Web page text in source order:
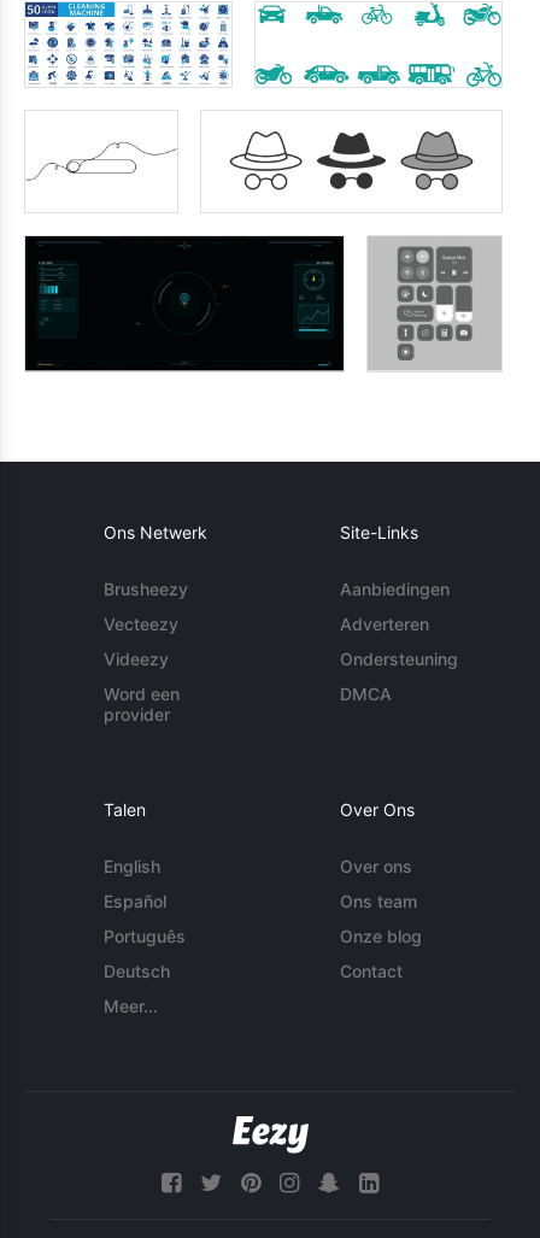
Ons Netwerk
Brusheezy
Vecteezy
Videezy
Word een
provider
Site-Links
Aanbiedingen
Adverteren
Ondersteuning
DMCA
Talen
English
Español
Português
Deutsch
Meer...
Over Ons
Over ons
Ons team
Onze blog
Contact